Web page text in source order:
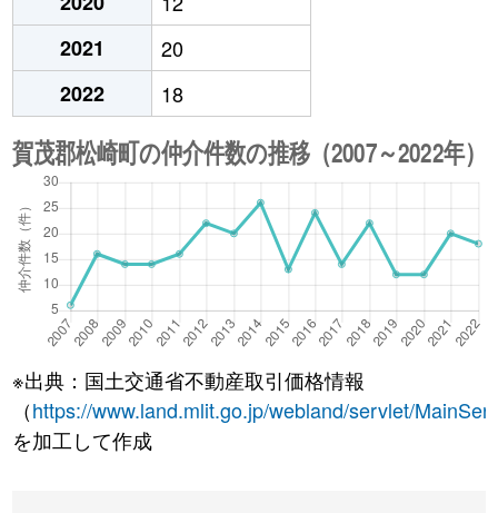
2021
20
2022
18
※出典：国土交通省不動産取引価格情報
（https://www.land.mlit.go.jp/webland/servlet/
を加工して作成